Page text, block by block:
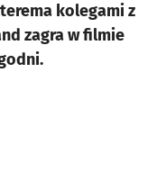
kolegami z
zagra w filmie